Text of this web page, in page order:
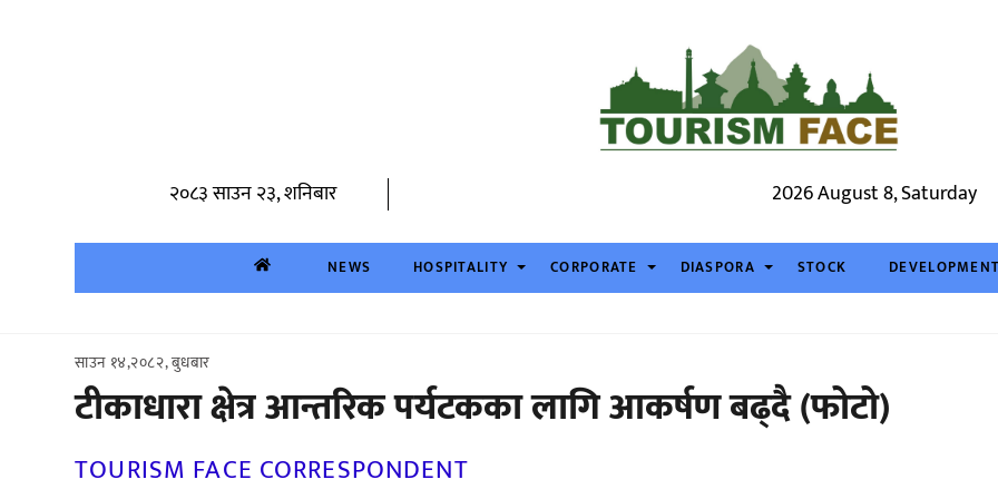
२०८३ साउन २३, शनिबार 2026 August 8, Saturday
NEWS HOSPITALITY CORPORATE DIASPORA STOCK DEVELOPMENT
साउन १४,२०८२, बुधबार
टीकाधारा क्षेत्र आन्तरिक पर्यटकका लागि आकर्षण बढ्दै (फोटो)
TOURISM FACE CORRESPONDENT